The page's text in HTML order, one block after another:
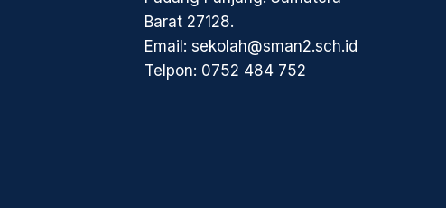
Barat 27128.
Email: sekolah@sman2.sch.id
Telpon: 0752 484 752